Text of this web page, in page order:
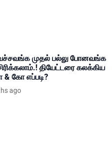
முதல் பல்லு போனவங்க
தியேட்டரை கலக்கிய
& கோ எப்படி?
ago